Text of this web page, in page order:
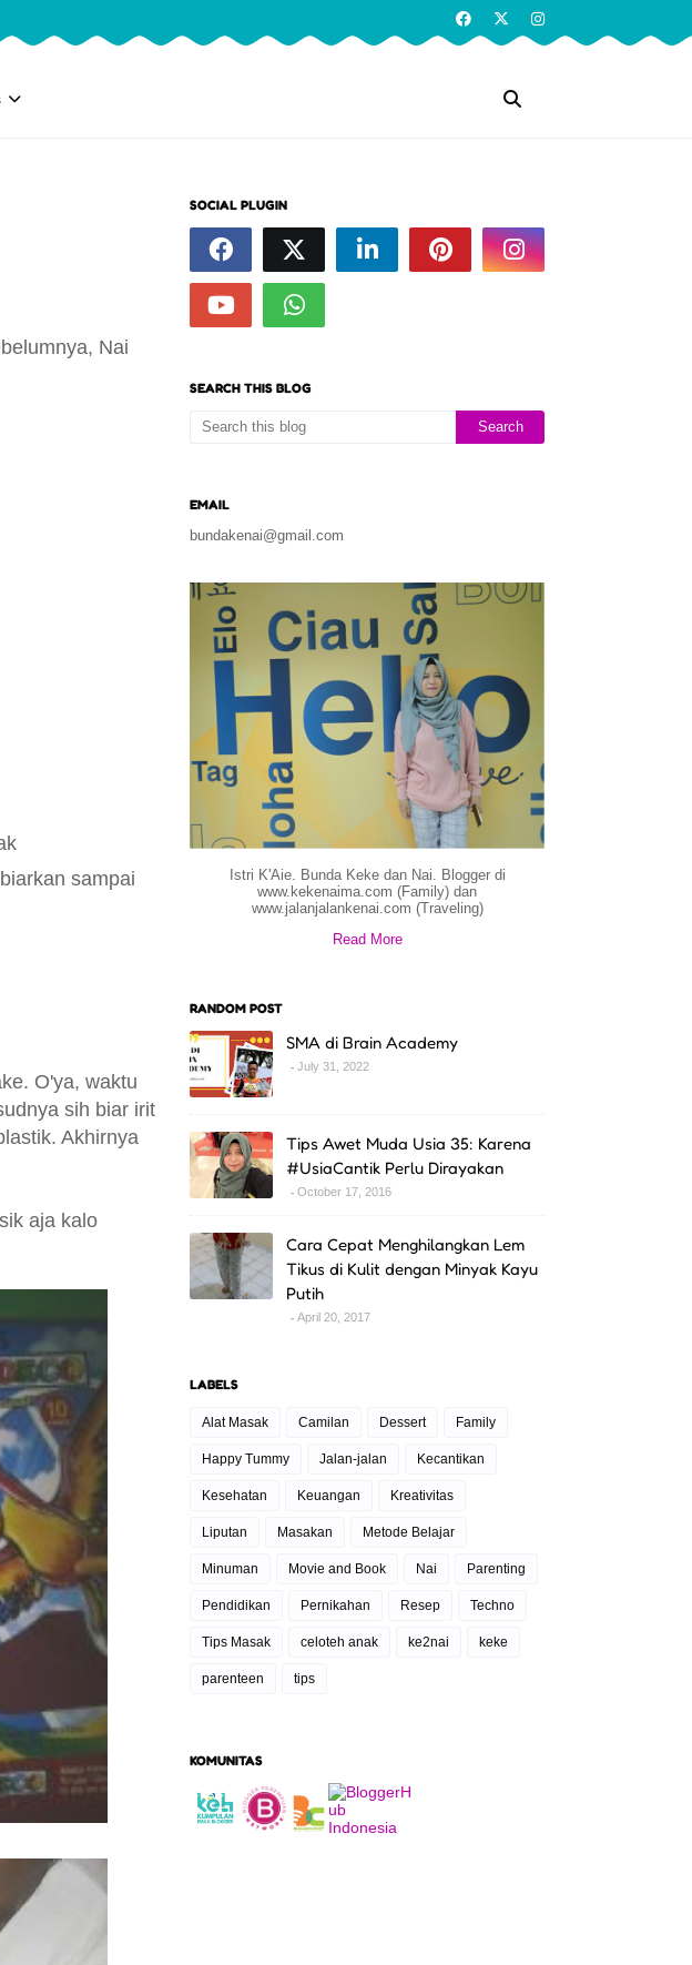
Nai
sampai
O'ya, waktu
sih biar irit
Akhirnya
aja kalo
SOCIAL PLUGIN
SEARCH THIS BLOG
EMAIL
bundakenai@gmail.com
Istri K'Aie. Bunda Keke dan Nai. Blogger di
www.kekenaima.com (Family) dan
www.jalanjalankenai.com (Traveling)
Read More
RANDOM POST
SMA di Brain Academy
July 31, 2022
Tips Awet Muda Usia 35: Karena
#UsiaCantik Perlu Dirayakan
October 17, 2016
Cara Cepat Menghilangkan Lem
Tikus di Kulit dengan Minyak Kayu
Putih
April 20, 2017
LABELS
Alat Masak Camilan Dessert Family
Happy Tummy Jalan-jalan Kecantikan
Kesehatan Keuangan Kreativitas
Liputan Masakan Metode Belajar
Minuman Movie and Book Nai Parenting
Pendidikan Pernikahan Resep Techno
Tips Masak celoteh anak ke2nai keke
parenteen tips
KOMUNITAS